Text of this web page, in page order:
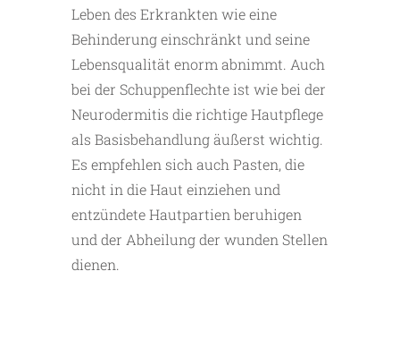
Leben des Erkrankten wie eine
Behinderung einschränkt und seine
Lebensqualität enorm abnimmt. Auch
bei der Schuppenflechte ist wie bei der
Neurodermitis die richtige Hautpflege
als Basisbehandlung äußerst wichtig.
Es empfehlen sich auch Pasten, die
nicht in die Haut einziehen und
entzündete Hautpartien beruhigen
und der Abheilung der wunden Stellen
dienen.